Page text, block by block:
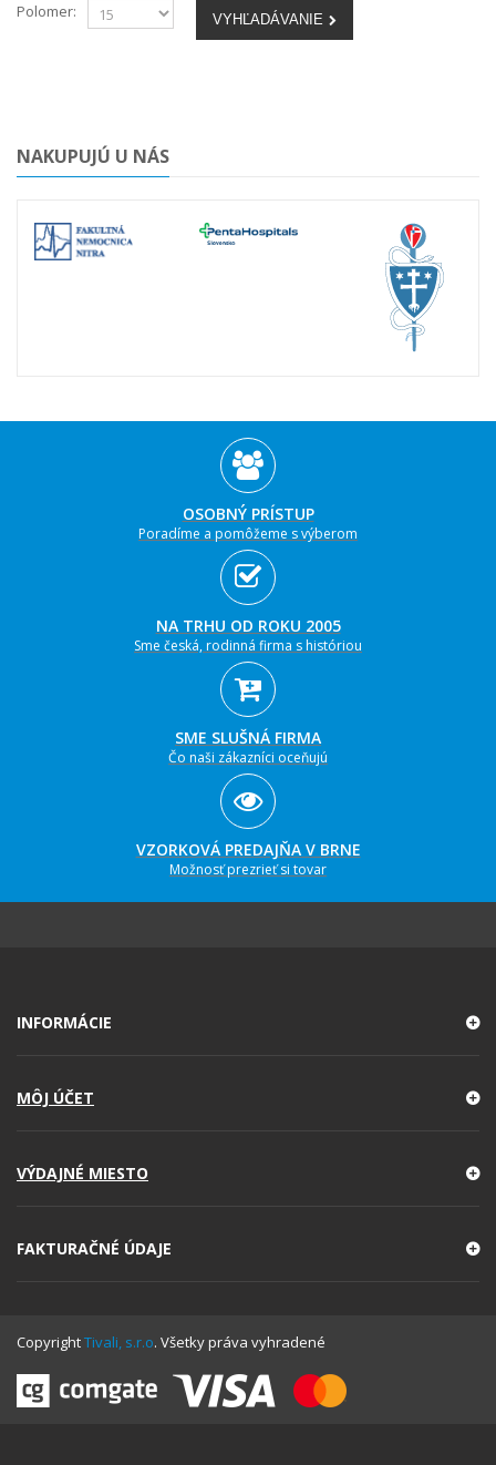
Polomer: VYHĽADÁVANIE
NAKUPUJÚ U NÁS
OSOBNÝ PRÍSTUP
Poradíme a pomôžeme s výberom
NA TRHU OD ROKU 2005
Sme česká, rodinná firma s históriou
SME SLUŠNÁ FIRMA
Čo naši zákazníci oceňujú
VZORKOVÁ PREDAJŇA V BRNE
Možnosť prezrieť si tovar
INFORMÁCIE
MÔJ ÚČET
VÝDAJNÉ MIESTO
FAKTURAČNÉ ÚDAJE
CopyrightTivali, s.r.o. Všetky práva vyhradené